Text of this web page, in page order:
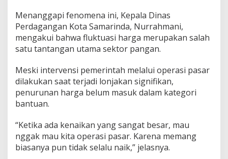
Menanggapi fenomena ini, Kepala Dinas
Perdagangan Kota Samarinda, Nurrahmani,
mengakui bahwa fluktuasi harga merupakan salah
satu tantangan utama sektor pangan.
Meski intervensi pemerintah melalui operasi pasar
dilakukan saat terjadi lonjakan signifikan,
penurunan harga belum masuk dalam kategori
bantuan.
“Ketika ada kenaikan yang sangat besar, mau
nggak mau kita operasi pasar. Karena memang
biasanya pun tidak selalu naik,” jelasnya.